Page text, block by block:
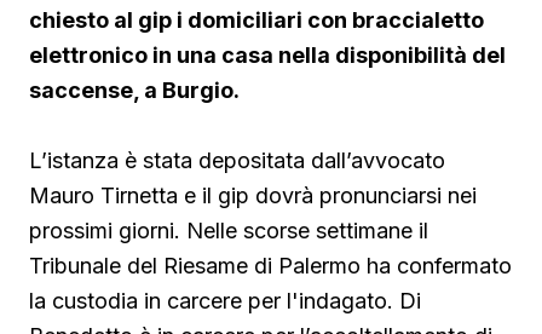
chiesto al gip i domiciliari con braccialetto
elettronico in una casa nella disponibilità del
saccense, a Burgio.
L’istanza è stata depositata dall’avvocato
Mauro Tirnetta e il gip dovrà pronunciarsi nei
prossimi giorni. Nelle scorse settimane il
Tribunale del Riesame di Palermo ha confermato
la custodia in carcere per l'indagato. Di